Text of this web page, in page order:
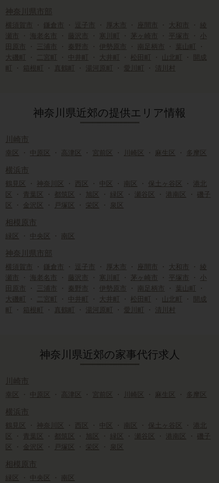
神奈川県市部
横須賀市 ・ 鎌倉市 ・ 逗子市 ・ 厚木市 ・ 座間市 ・ 大和市 ・ 綾
瀬市
・ 海老名市 ・ 藤沢市 ・ 寒川町 ・ 茅ヶ崎市 ・ 平塚市 ・ 小
田原市
・ ・ 秦野市 ・ 伊勢原市 ・ 南足柄市 ・ 葉山町
・
大磯町
・ 二宮町 ・ 中井町 ・ 大井町 ・ 松田町 ・ 山北町 ・ 開成
町
・ 箱根町 ・ 真鶴町 ・ 湯河原町 ・ 愛川町 ・ 清川村
神奈川県近郊の提供エリア情報
川崎市
幸区 ・ 中原区 ・ 高津区 ・ 宮前区 ・ 川崎区 ・ 麻生区 ・ 多摩区
横浜市
鶴見区 ・ 神奈川区 ・ 西区 ・ 中区 ・ 南区 ・ 保土ヶ谷区 ・ 港北
区
・ 青葉区 ・ 都筑区 ・ 旭区 ・ 緑区 ・ 瀬谷区 ・ 港南区 ・ 磯子
区
・ 金沢区 ・ 戸塚区 ・ 栄区 ・ 泉区
相模原市
緑区 ・ 中央区 ・ 南区
神奈川県市部
横須賀市 ・ 鎌倉市 ・ 逗子市 ・ 厚木市 ・ 座間市 ・ 大和市 ・ 綾
瀬市
・ 海老名市 ・ 藤沢市 ・ 寒川町 ・ 茅ヶ崎市 ・ 平塚市 ・ 小
田原市
・ 三浦市 ・ 秦野市 ・ 伊勢原市 ・ 南足柄市 ・ 葉山町 ・
大磯町 ・ 二宮町 ・ 中井町 ・ 大井町 ・ 松田町 ・ 山北町 ・ 開成
町 ・ 箱根町 ・ 真鶴町 ・ 湯河原町 ・ 愛川町 ・ 清川村
神奈川県近郊の家事代行求人
川崎市
幸区 ・ 中原区 ・ 高津区 ・ 宮前区 ・ 川崎区 ・ 麻生区 ・ 多摩区
横浜市
鶴見区 ・ 神奈川区 ・ 西区 ・ 中区 ・ 南区 ・ 保土ヶ谷区 ・ 港北
区
・ 青葉区 ・ 都筑区 ・ 旭区 ・ 緑区 ・ 瀬谷区 ・ 港南区 ・ 磯子
区
・ 金沢区 ・ 戸塚区 ・ 栄区 ・ 泉区
相模原市
緑区 ・ 中央区 ・ 南区